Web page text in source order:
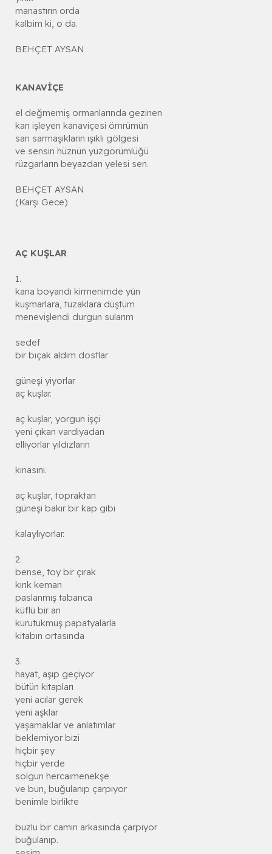
manastırın orda
kalbim ki, o da.
BEHÇET AYSAN
KANAVİÇE
el değmemiş ormanlarında gezinen
kan işleyen kanaviçesi ömrümün
sarı sarmaşıkların ışıklı gölgesi
ve sensin hüznün yüzgörümlüğü
rüzgarların beyazdan yelesi sen.
BEHÇET AYSAN
(Karşı Gece)
AÇ KUŞLAR
1.
kana boyandı kirmenimde yün
kuşmarlara, tuzaklara düştüm
menevişlendi durgun sularım
sedef
bir bıçak aldım dostlar
güneşi yiyorlar
aç kuşlar.
aç kuşlar, yorgun işçi
yeni çıkan vardiyadan
elliyorlar yıldızların
kınasını.
aç kuşlar, topraktan
güneşi bakır bir kap gibi
kalaylıyorlar.
2.
bense, toy bir çırak
kırık keman
paslanmış tabanca
küflü bir an
kurutukmuş papatyalarla
kitabın ortasında
3.
hayat, aşıp geçiyor
bütün kitapları
yeni acılar gerek
yeni aşklar
yaşamaklar ve anlatımlar
beklemiyor bizi
hiçbir şey
hiçbir yerde
solgun hercaimenekşe
ve bun, buğulanıp çarpıyor
benimle birlikte
buzlu bir camın arkasında çarpıyor
buğulanıp.